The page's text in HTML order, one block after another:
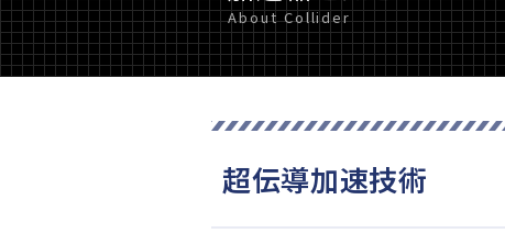
ニュース
ILCとは
もしも日本にILCができたら
おすすめ書籍
素粒子の世界
測定器のひみつ
加速器とは
ILC加速器の構成
#mylinearcollider
ご支援・ご署名のお願い
About Collider
超伝導加速技術